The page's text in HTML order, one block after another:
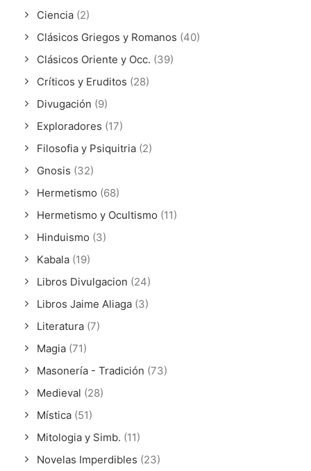
Ciencia (2)
Clásicos Griegos y Romanos (40)
Clásicos Oriente y Occ. (39)
Críticos y Eruditos (28)
Divugación (9)
Exploradores (17)
Filosofia y Psiquitria (2)
Gnosis (32)
Hermetismo (68)
Hermetismo y Ocultismo (11)
Hinduismo (3)
Kabala (19)
Libros Divulgacion (24)
Libros Jaime Aliaga (3)
Literatura (7)
Magia (71)
Masonería - Tradición (73)
Medieval (28)
Mística (51)
Mitologia y Simb. (11)
Novelas Imperdibles (23)